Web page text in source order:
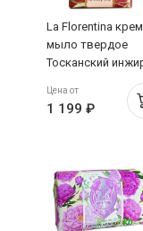
La Florentina
мыло твердое
Тосканский
Цена от
1 199 ₽